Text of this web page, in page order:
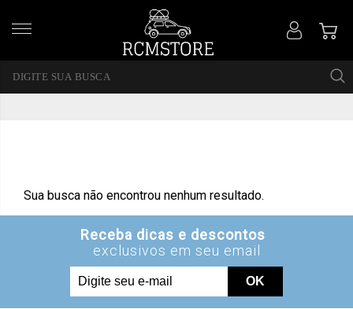
Sua busca não encontrou nenhum resultado.